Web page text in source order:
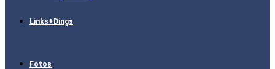
Links+Dings
Fotos